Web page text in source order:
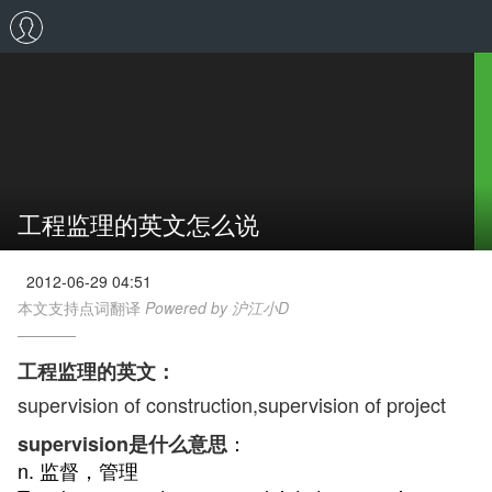
工程监理的英文怎么说
2012-06-29 04:51
本文支持点词翻译 Powered by 沪江小D
工程监理的英文：
supervision of construction,supervision of project
supervision是什么意思 ：
n. 监督，管理